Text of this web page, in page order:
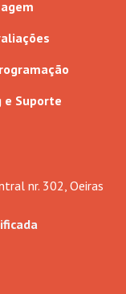
e Suporte
nr. 302, Oeiras